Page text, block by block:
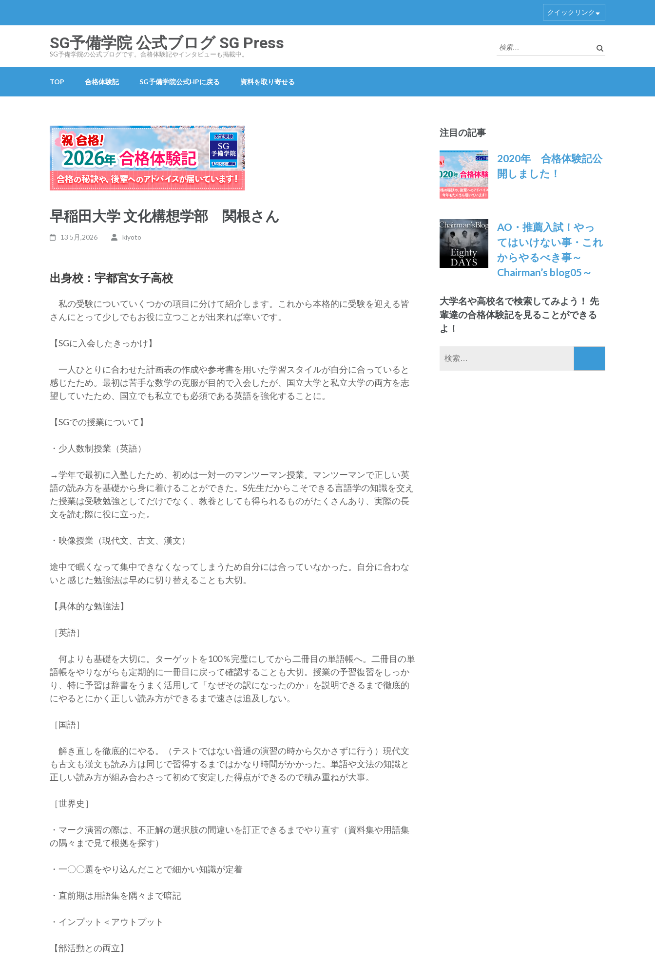
キ
クイックリンク
SG予備学院 公式ブログ SG Press
SG予備学院の公式ブログです。合格体験記やインタビューも掲載中。
検
索:
TOP 合格体験記 SG予備学院公式HPに戻る 資料を取り寄せる
早稲田大学 文化構想学部 関根さん
13 5月,2026 kiyoto
出身校：宇都宮女子高校
私の受験についていくつかの項目に分けて紹介します。これから本格的に受験を迎える皆
さんにとって少しでもお役に立つことが出来れば幸いです。
【SGに入会したきっかけ】
一人ひとりに合わせた計画表の作成や参考書を用いた学習スタイルが自分に合っていると
感じたため。最初は苦手な数学の克服が目的で入会したが、国立大学と私立大学の両方を志
望していたため、国立でも私立でも必須である英語を強化することに。
【SGでの授業について】
・少人数制授業（英語）
→学年で最初に入塾したため、初めは一対一のマンツーマン授業。マンツーマンで正しい英
語の読み方を基礎から身に着けることができた。S先生だからこそできる言語学の知識を交え
た授業は受験勉強としてだけでなく、教養としても得られるものがたくさんあり、実際の長
文を読む際に役に立った。
・映像授業（現代文、古文、漢文）
途中で眠くなって集中できなくなってしまうため自分には合っていなかった。自分に合わな
いと感じた勉強法は早めに切り替えることも大切。
【具体的な勉強法】
［英語］
何よりも基礎を大切に。ターゲットを100％完璧にしてから二冊目の単語帳へ。二冊目の単
語帳をやりながらも定期的に一冊目に戻って確認することも大切。授業の予習復習をしっか
り、特に予習は辞書をうまく活用して「なぜその訳になったのか」を説明できるまで徹底的
にやるとにかく正しい読み方ができるまで速さは追及しない。
［国語］
解き直しを徹底的にやる。（テストではない普通の演習の時から欠かさずに行う）現代文
も古文も漢文も読み方は同じで習得するまではかなり時間がかかった。単語や文法の知識と
正しい読み方が組み合わさって初めて安定した得点ができるので積み重ねが大事。
［世界史］
・マーク演習の際は、不正解の選択肢の間違いを訂正できるまでやり直す（資料集や用語集
の隅々まで見て根拠を探す）
・一〇〇題をやり込んだことで細かい知識が定着
・直前期は用語集を隅々まで暗記
・インプット＜アウトプット
【部活動との両立】
注目の記事
2020年 合格体験記公
開しました！
AO・推薦入試！やっ
てはいけない事・これ
からやるべき事～
Chairman’s blog05～
大学名や高校名で検索してみよう！ 先
輩達の合格体験記を見ることができる
よ！